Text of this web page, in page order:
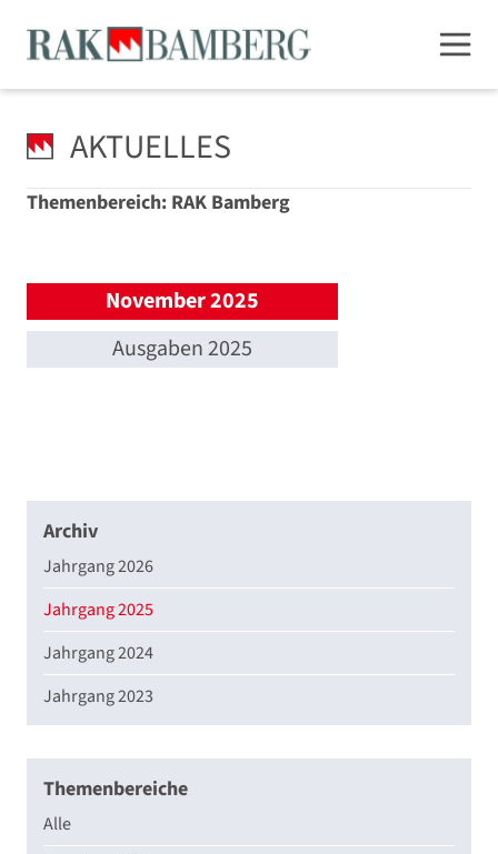
AKTUELLES
Themenbereich: RAK Bamberg
November 2025
Ausgaben 2025
Archiv
Jahrgang 2026
Jahrgang 2025
Jahrgang 2024
Jahrgang 2023
Themenbereiche
Alle